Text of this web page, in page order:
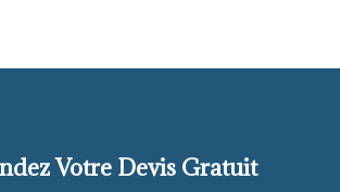
Votre Devis Gratuit